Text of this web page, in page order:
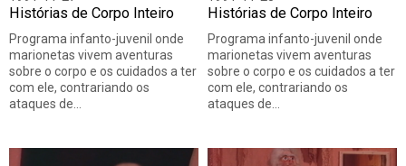
Histórias de Corpo Inteiro
Programa infanto-juvenil onde
marionetas vivem aventuras
sobre o corpo e os cuidados a ter
com ele, contrariando os
ataques de…
Histórias de Corpo Inteiro
Programa infanto-juvenil onde
marionetas vivem aventuras
sobre o corpo e os cuidados a ter
com ele, contrariando os
ataques de…